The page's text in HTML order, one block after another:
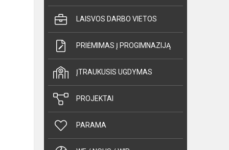
LAISVOS DARBO VIETOS
PRIĖMIMAS Į PROGIMNAZIJĄ
ĮTRAUKUSIS UGDYMAS
PROJEKTAI
PARAMA